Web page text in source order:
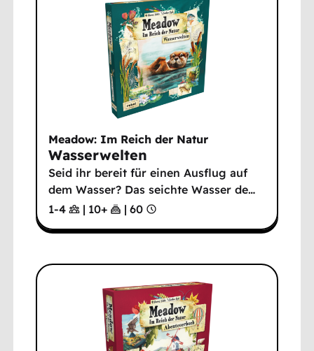
Meadow: Im Reich der Natur
Wasserwelten
Seid ihr bereit für einen Ausflug auf
dem Wasser? Das seichte Wasser de…
1-4
| 10+ | 60